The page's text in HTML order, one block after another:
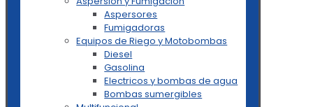
Aspersores
Fumigadoras
Equipos de Riego y Motobombas
Diesel
Gasolina
Electricos y bombas de agua
Bombas sumergibles